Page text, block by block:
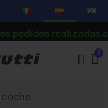
hábiles -
Mira
pedidos realizados